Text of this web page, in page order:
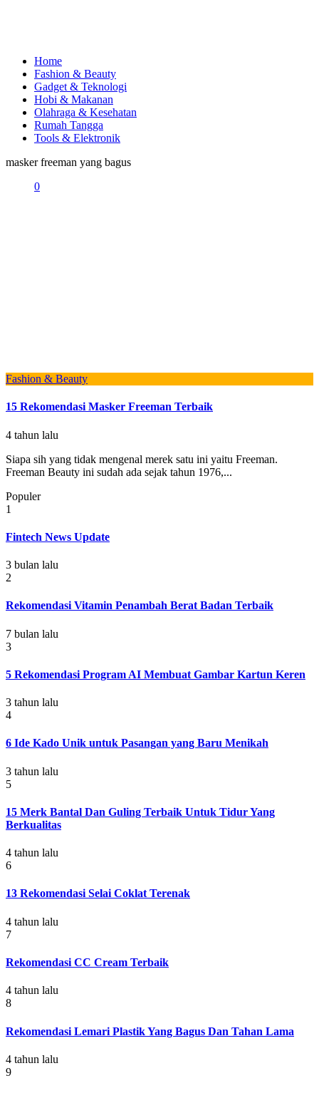
Home
Fashion & Beauty
Gadget & Teknologi
Hobi & Makanan
Olahraga & Kesehatan
Rumah Tangga
Tools & Elektronik
masker freeman yang bagus
0
Fashion & Beauty
15 Rekomendasi Masker Freeman Terbaik
4 tahun lalu
Siapa sih yang tidak mengenal merek satu ini yaitu Freeman.
Freeman Beauty ini sudah ada sejak tahun 1976,...
Populer
1
Fintech News Update
3 bulan lalu
2
Rekomendasi Vitamin Penambah Berat Badan Terbaik
7 bulan lalu
3
5 Rekomendasi Program AI Membuat Gambar Kartun Keren
3 tahun lalu
4
6 Ide Kado Unik untuk Pasangan yang Baru Menikah
3 tahun lalu
5
15 Merk Bantal Dan Guling Terbaik Untuk Tidur Yang
Berkualitas
4 tahun lalu
6
13 Rekomendasi Selai Coklat Terenak
4 tahun lalu
7
Rekomendasi CC Cream Terbaik
4 tahun lalu
8
Rekomendasi Lemari Plastik Yang Bagus Dan Tahan Lama
4 tahun lalu
9